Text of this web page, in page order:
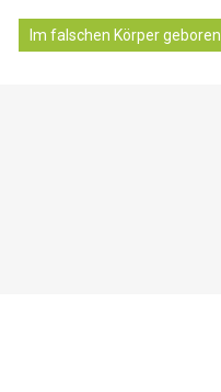
Im falschen Körper geboren